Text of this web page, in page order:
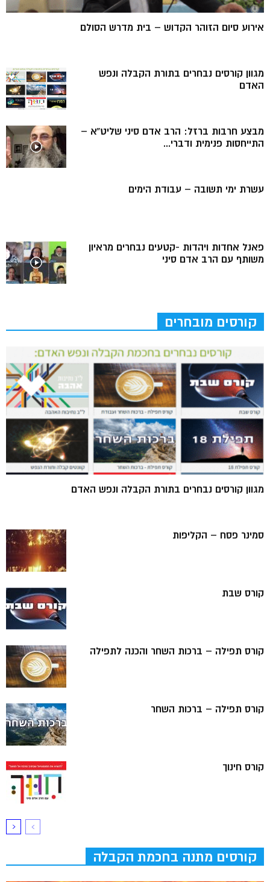
אירוע סיום הזוהר הקדוש – בית מדרש הסולם
מגוון קורסים נבחרים בתורת הקבלה ונפש
האדם
מבצע חרבות ברזל: הרב אדם סיני שליט”א –
התייחסות פנימית ודברי...
עשרת ימי תשובה – עבודת הימים
פאנל אחדות ויהדות -קטעים נבחרים מראיון
משותף עם הרב אדם סיני
קורסים מובחרים
מגוון קורסים נבחרים בתורת הקבלה ונפש האדם
סמינר פסח – הקליפות
קורס שבת
קורס תפילה – ברכות השחר והכנה לתפילה
קורס תפילה – ברכות השחר
קורס חינוך
קורסים מתנה בחכמת הקבלה